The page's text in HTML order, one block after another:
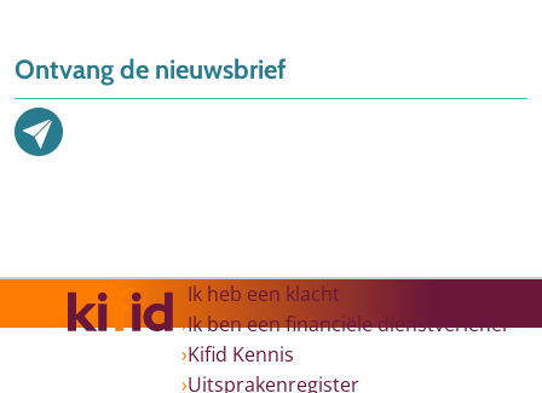
Ontvang de nieuwsbrief
Ik heb een klacht
Ik ben een financiële dienstverlener
Kifid Kennis
Uitsprakenregister